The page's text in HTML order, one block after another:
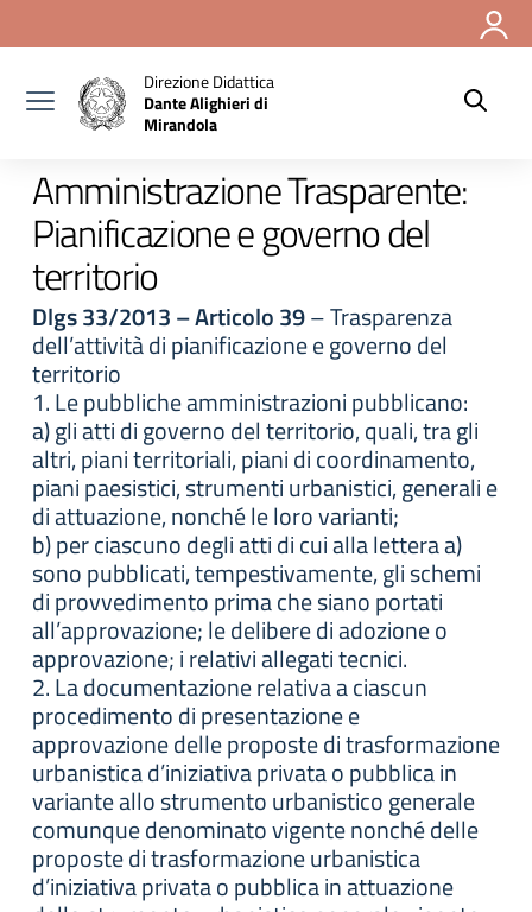
Direzione Didattica
Dante Alighieri di
Mirandola
Amministrazione Trasparente:
Pianificazione e governo del
territorio
Dlgs 33/2013 – Articolo 39– Trasparenza
dell’attività di pianificazione e governo del
territorio
1. Le pubbliche amministrazioni pubblicano:
a) gli atti di governo del territorio, quali, tra gli
altri, piani territoriali, piani di coordinamento,
piani paesistici, strumenti urbanistici, generali e
di attuazione, nonché le loro varianti;
b) per ciascuno degli atti di cui alla lettera a)
sono pubblicati, tempestivamente, gli schemi
di provvedimento prima che siano portati
all’approvazione; le delibere di adozione o
approvazione; i relativi allegati tecnici.
2. La documentazione relativa a ciascun
procedimento di presentazione e
approvazione delle proposte di trasformazione
urbanistica d’iniziativa privata o pubblica in
variante allo strumento urbanistico generale
comunque denominato vigente nonché delle
proposte di trasformazione urbanistica
d’iniziativa privata o pubblica in attuazione